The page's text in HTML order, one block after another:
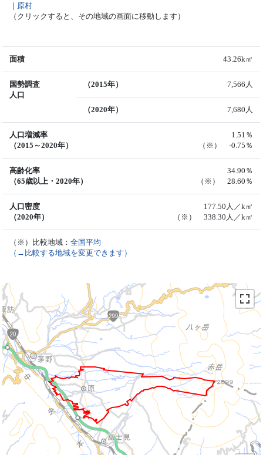
｜ 原村
（クリックすると、その地域の画面に移動します）
面積 43.26k㎡
国勢調査
人口
（2015年） 7,566人
（2020年） 7,680人
人口増減率
（2015～2020年）
1.51％
（※） -0.75％
高齢化率
（65歳以上・2020年）
34.90％
（※） 28.60％
人口密度
（2020年）
177.50人／k㎡
（※） 338.30人／k㎡
（※）比較地域：全国平均
（→比較する地域を変更できます）